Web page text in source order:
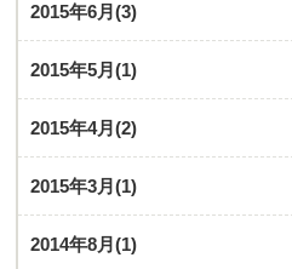
2015年6月(3)
2015年5月(1)
2015年4月(2)
2015年3月(1)
2014年8月(1)